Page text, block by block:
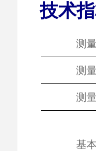
技术
测
测
测
基